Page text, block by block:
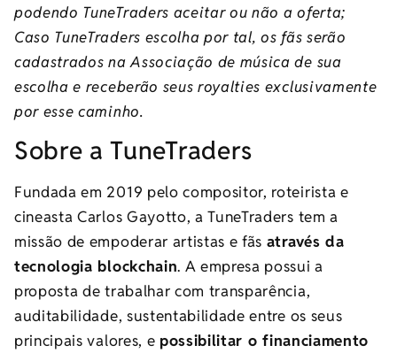
podendo TuneTraders aceitar ou não a oferta;
Caso TuneTraders escolha por tal, os fãs serão
cadastrados na Associação de música de sua
escolha e receberão seus royalties exclusivamente
por esse caminho.
Sobre a TuneTraders
Fundada em 2019 pelo compositor, roteirista e
cineasta Carlos Gayotto, a TuneTraders tem a
missão de empoderar artistas e fãs através da
tecnologia blockchain. A empresa possui a
proposta de trabalhar com transparência,
auditabilidade, sustentabilidade entre os seus
principais valores, e possibilitar o financiamento